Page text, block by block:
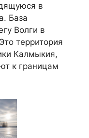
в
База
Волги в
территория
Калмыкия,
к границам